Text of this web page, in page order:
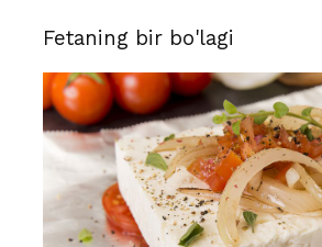
Fetaning bir bo'lagi